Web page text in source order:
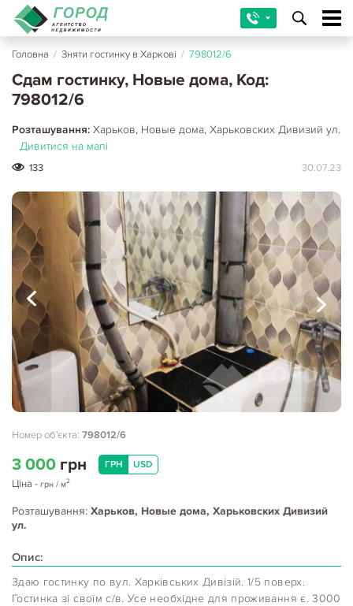
Головна / Зняти гостинку в Харкові / 798012/6
Сдам гостинку, Новые дома, Код:
798012/6
Розташування: Харьков, Новые дома, Харьковских Дивизий ул.
Дивитися на мапі
133 30.07.23
Номер об'єкта: 798012/6
3 000 грн ГРН USD
Ціна - грн / м2
Розташування: Харьков, Новые дома, Харьковских Дивизий
ул.
Опис:
Здаю гостинку по вул. Харківських Дивізій. 1/5 поверх.
Гостинка зі своїм с/в. Усе необхідне для проживання є. 3000